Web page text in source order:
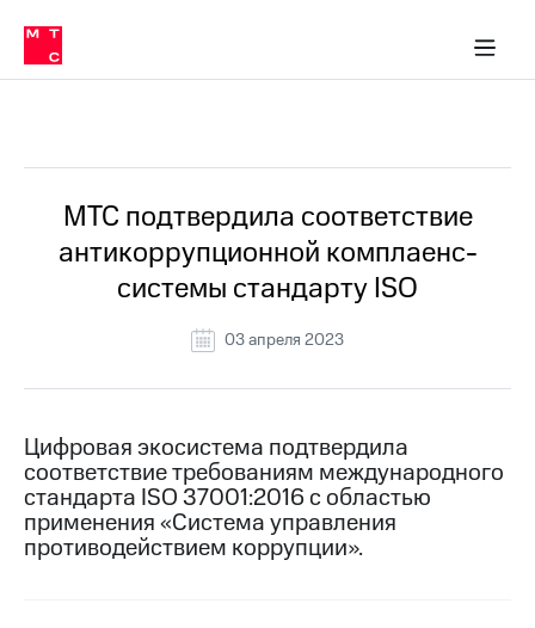
Медиа-центр
и акционерам
Устойчивое развитие
Комплаенс и деловая этика
компании
Карьера
История
компании
Руководство
информация
Контакты
Медиа-центр
Пресс-
релизы
в МТС
Пресс-
релизы
МТС
о технологиях
МТС подтвердила соответствие
антикоррупционной комплаенс-
системы стандарту ISO
03 апреля 2023
Цифровая экосистема подтвердила
соответствие требованиям международного
стандарта ISO 37001:2016 с областью
применения «Система управления
противодействием коррупции».